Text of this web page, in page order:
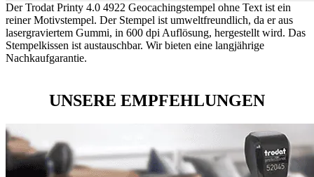
Der Trodat Printy 4.0 4922 Geocachingstempel ohne Text ist ein
reiner Motivstempel. Der Stempel ist umweltfreundlich, da er aus
lasergraviertem Gummi, in 600 dpi Auflösung, hergestellt wird. Das
Stempelkissen ist austauschbar. Wir bieten eine langjährige
Nachkaufgarantie.
UNSERE EMPFEHLUNGEN